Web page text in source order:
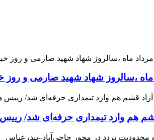
،سالروز شهاد شهید صارمی و روز
هم وارد تیمداری حرفه‌ای شد/